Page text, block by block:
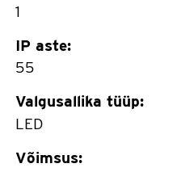
1
IP aste:
55
Valgusallika tüüp:
LED
Võimsus: